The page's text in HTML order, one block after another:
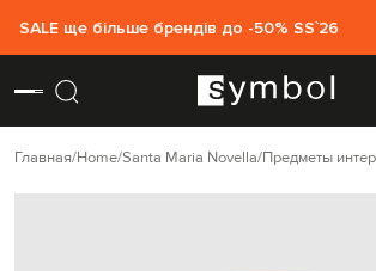
SALE ще більше брендів до -50% SS`26
Главная Home Santa Maria Novella Предметы